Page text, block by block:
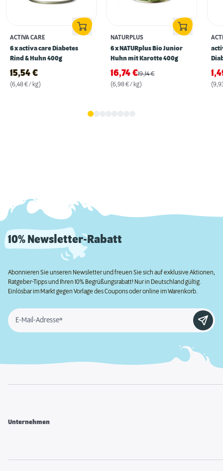
ACTIVA CARE
6 x activa care Diabetes
Rind & Huhn 400g
15,54 €
(6,48 € / kg)
NATURPLUS
6 x NATURplus Bio Junior
Huhn mit Karotte 400g
16,74 €19,14€
(6,98 € / kg)
10% Newsletter-Rabatt
Abonnieren Sie unseren Newsletter und freuen Sie sich auf exklusive Aktionen,
Ratgeber-Tipps und Ihren 10% Begrüßungsrabatt! Nur in Deutschland gültig.
Einlösbar im Markt gegen Vorlage des Coupons oder online im Warenkorb.
E-Mail-Adresse*
Unternehmen